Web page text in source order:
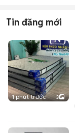
Tin đăng mới
1 phút trước 3